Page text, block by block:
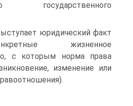
государственного
юридический факт
жизненное
с которым норма права
изменение или